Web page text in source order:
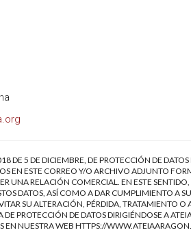
5 DE DICIEMBRE, DE PROTECCIÓN DE
EN ESTE CORREO Y/O ARCHIVO ADJUNTO
UNA RELACIÓN COMERCIAL. EN ESTE
DATOS, ASÍ COMO A DAR CUMPLIMIENTO A
SU ALTERACIÓN, PÉRDIDA, TRATAMIENTO
DE PROTECCIÓN DE DATOS DIRIGIÉNDOSE A
EN NUESTRA WEB HTTPS://